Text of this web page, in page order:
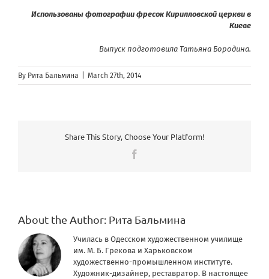
Использованы фотографии фресок Кирилловской церкви в
Киеве
Выпуск подготовила Татьяна Бородина.
By Рита Бальмина March 27th, 2014
Share This Story, Choose Your Platform!
About the Author: Рита Бальмина
Училась в Одесском художественном училище
им. М. Б. Грекова и Харьковском
художественно-промышленном институте.
Художник-дизайнер, реставратор. В настоящее